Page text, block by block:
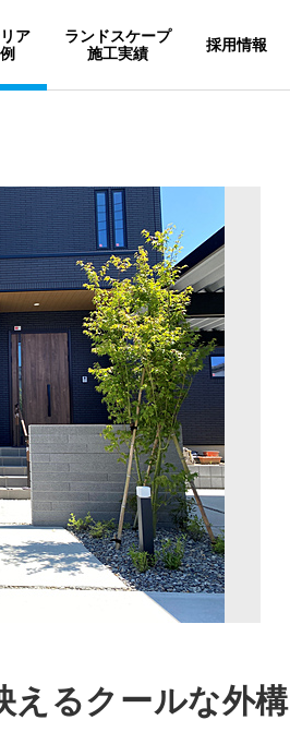
ア
ランドスケープ
施工実績
採用情報
えるクールな外構